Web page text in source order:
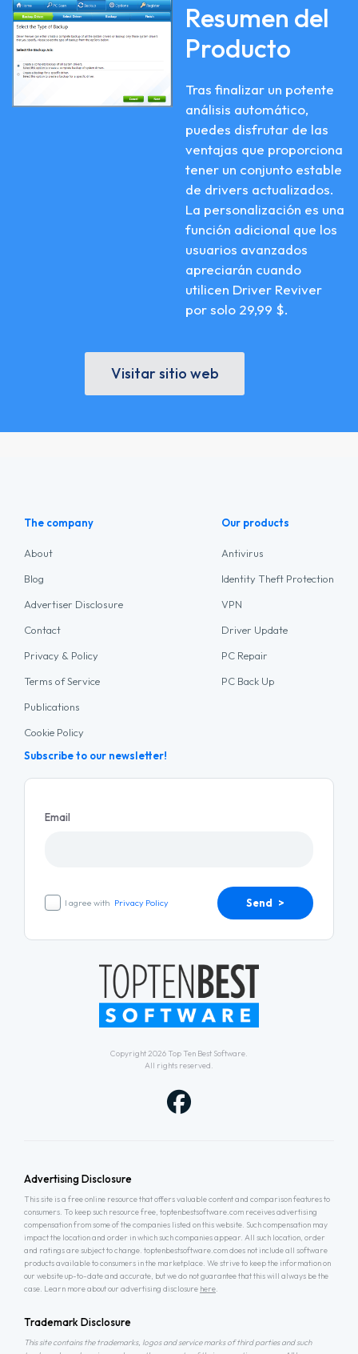
Resumen del
Producto
Tras finalizar un potente
análisis automático,
puedes disfrutar de las
ventajas que proporciona
tener un conjunto estable
de drivers actualizados.
La personalización es una
función adicional que los
usuarios avanzados
apreciarán cuando
utilicen Driver Reviver
por solo 29,99 $.
Visitar sitio web
Copyright 2026 Top Ten Best Software.
All rights reserved.
The company
About
Blog
Advertiser Disclosure
Contact
Privacy & Policy
Terms of Service
Publications
Cookie Policy
Our products
Antivirus
Identity Theft Protection
VPN
Driver Update
PC Repair
PC Back Up
Subscribe to our newsletter!
Email
I agree with Privacy Policy Send >
Advertising Disclosure
This site is a free online resource that offers valuable content and comparison features to
consumers. To keep such resource free, toptenbestsoftware.com receives advertising
compensation from some of the companies listed on this website. Such compensation may
impact the location and order in which such companies appear. All such location, order
and ratings are subject to change. toptenbestsoftware.com does not include all software
products available to consumers in the marketplace. We strive to keep the information on
our website up-to-date and accurate, but we do not guarantee that this will always be the
case. Learn more about our advertising disclosure here.
Trademark Disclosure
This site contains the trademarks, logos and service marks of third parties and such